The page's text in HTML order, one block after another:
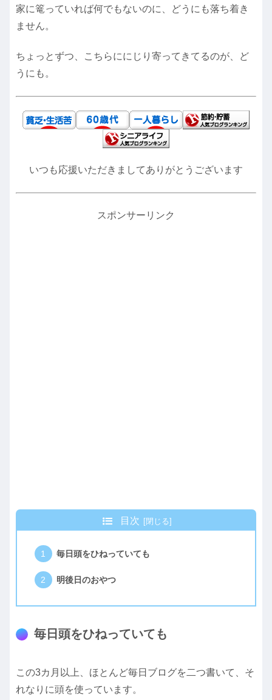
家に篭っていれば何でもないのに、どうにも落ち着き
ません。
ちょっとずつ、こちらににじり寄ってきてるのが、ど
うにも。
いつも応援いただきましてありがとうございます
スポンサーリンク
目次
毎日頭をひねっていても
明後日のおやつ
毎日頭をひねっていても
この3カ月以上、ほとんど毎日ブログを二つ書いて、そ
れなりに頭を使っています。